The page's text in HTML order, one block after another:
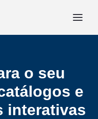
o seu
e
interativas